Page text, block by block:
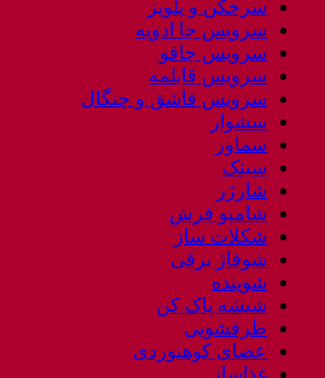
سرخکن و پلوپز
سرویس جا ادویه
سرویس چاقو
سرویس قابلمه
سرویس قاشق و چنگال
سشوار
سماور
سینک
شارژر
شامپو فرش
شکلات ساز
شوفاژ برقی
شوینده
شیشه پاک کن
ظرفشویی
عصای کوهنوردی
غذاساز